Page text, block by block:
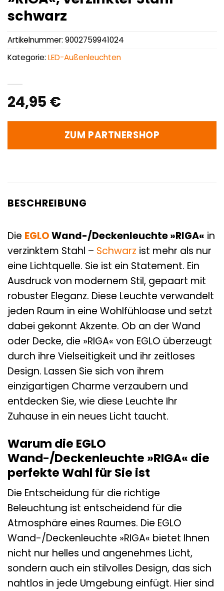
schwarz
24,95 €
ZUM PARTNERSHOP
Artikelnummer: 9002759941024
Kategorie: LED-Außenleuchten
BESCHREIBUNG
Die EGLOWand-/Deckenleuchte »RIGA« in
verzinktem Stahl – Schwarz ist mehr als nur
eine Lichtquelle. Sie ist ein Statement. Ein
Ausdruck von modernem Stil, gepaart mit
robuster Eleganz. Diese Leuchte verwandelt
jeden Raum in eine Wohlfühloase und setzt
dabei gekonnt Akzente. Ob an der Wand
oder Decke, die »RIGA« von EGLO überzeugt
durch ihre Vielseitigkeit und ihr zeitloses
Design. Lassen Sie sich von ihrem
einzigartigen Charme verzaubern und
entdecken Sie, wie diese Leuchte Ihr
Zuhause in ein neues Licht taucht.
Warum die EGLO
Wand-/Deckenleuchte »RIGA« die
perfekte Wahl für Sie ist
Die Entscheidung für die richtige
Beleuchtung ist entscheidend für die
Atmosphäre eines Raumes. Die EGLO
Wand-/Deckenleuchte »RIGA« bietet Ihnen
nicht nur helles und angenehmes Licht,
sondern auch ein stilvolles Design, das sich
nahtlos in jede Umgebung einfügt. Hier sind